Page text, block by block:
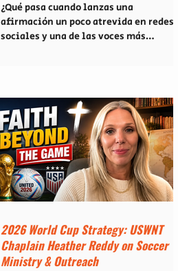
¿Qué pasa cuando lanzas una
afirmación un poco atrevida en redes
sociales y una de las voces más
que vivimos en nuestro último
livestream de Christian Podcast
Latino. Todo comenzó con un reel de
Instagram en el que, en tono de
conversación abierta, soltamos una
frase que sabíamos que iba a generar
debate: "Los católicos solo tienen a
Martín Valverde..." ¡Y se armó! Lo
2026 World Cup Strategy: USWNT
Chaplain Heather Reddy on Soccer
Ministry & Outreach